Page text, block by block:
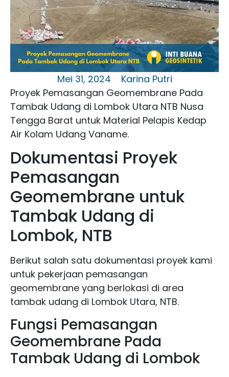
Mei 31, 2024
Karina Putri
Proyek Pemasangan Geomembrane Pada
Tambak Udang di Lombok Utara NTB Nusa
Tengga Barat untuk Material Pelapis Kedap
Air Kolam Udang Vaname.
Dokumentasi Proyek
Pemasangan
Geomembrane untuk
Tambak Udang di
Lombok, NTB
Berikut salah satu dokumentasi proyek kami
untuk pekerjaan pemasangan
geomembrane yang berlokasi di area
tambak udang di Lombok Utara, NTB.
Fungsi Pemasangan
Geomembrane Pada
Tambak Udang di Lombok